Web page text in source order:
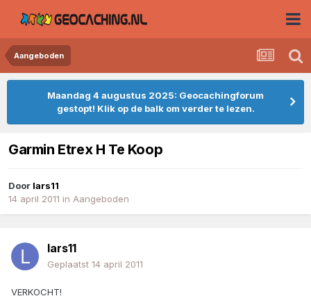
Aangeboden
Maandag 4 augustus 2025: Geocachingforum
gestopt! Klik op de balk om verder te lezen.
Garmin Etrex H Te Koop
Door lars11
14 april 2011 in Aangeboden
lars11
Geplaatst 14 april 2011
VERKOCHT!